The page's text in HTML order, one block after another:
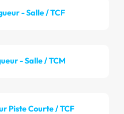
- Salle / TCF
- Salle / TCM
Piste Courte / TCF